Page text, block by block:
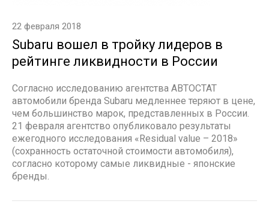
22 февраля 2018
Subaru вошел в тройку лидеров в
рейтинге ликвидности в России
Согласно исследованию агентства АВТОСТАТ
автомобили бренда Subaru медленнее теряют в цене,
чем большинство марок, представленных в России.
21 февраля агентство опубликовало результаты
ежегодного исследования «Residual value – 2018»
(сохранность остаточной стоимости автомобиля),
согласно которому самые ликвидные - японские
бренды.